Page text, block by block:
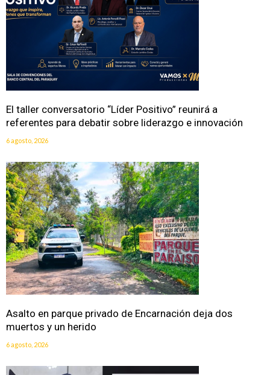
El taller conversatorio “Líder Positivo” reunirá a
referentes para debatir sobre liderazgo e innovación
6 agosto, 2026
Asalto en parque privado de Encarnación deja dos
muertos y un herido
6 agosto, 2026